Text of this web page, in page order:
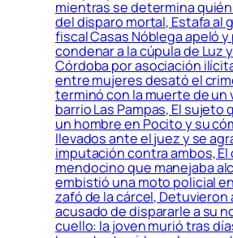
mientras se determina
del disparo mortal, Estafa al
fiscal Casas Nóblega apeló y
condenar a la cúpula de Luz
Córdoba por asociación
entre mujeres desató el
terminó con la muerte de un
barrio Las Pampas, El sujeto
un hombre en Pocito y su
llevados ante el juez y se
imputación contra ambos, El
mendocino que manejaba
embistió una moto policial
zafó de la cárcel, Detuvieron
acusado de dispararle a su
cuello: la joven murió tras